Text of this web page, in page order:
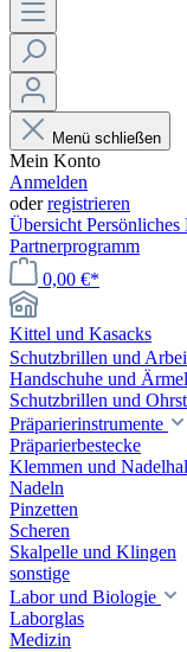
Menü schließen
Mein Konto
Anmelden
oderregistrieren
Übersicht Persönliches
Partnerprogramm
0,00 €*
Kittel und Kasacks
Schutzbrillen und
Handschuhe und
Schutzbrillen und
Präparierinstrumente
Präparierbestecke
Klemmen und
Nadeln
Pinzetten
Scheren
Skalpelle und Klingen
sonstige
Labor und Biologie
Laborglas
Medizin